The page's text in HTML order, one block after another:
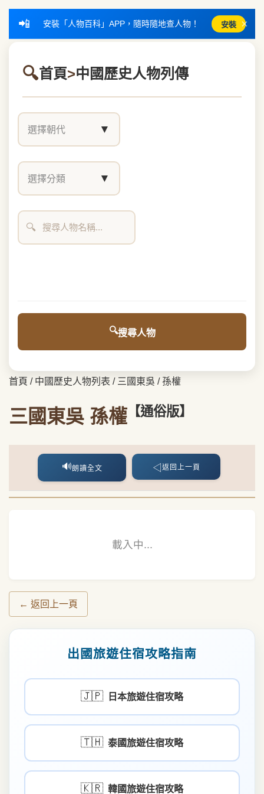
📲 安裝「人物百科」APP，隨時隨地查人物！ 安裝 ×
首頁>中國歷史人物列傳
選擇朝代 ▼
選擇分類 ▼
搜尋人物
首頁 / 中國歷史人物列表 / 三國東吳 / 孫權
三國東吳 孫權 【通俗版】
🔊朗讀全文 ◁ 返回上一頁
載入中...
← 返回上一頁
出國旅遊住宿攻略指南
🇯🇵 日本旅遊住宿攻略
🇹🇭 泰國旅遊住宿攻略
🇰🇷 韓國旅遊住宿攻略